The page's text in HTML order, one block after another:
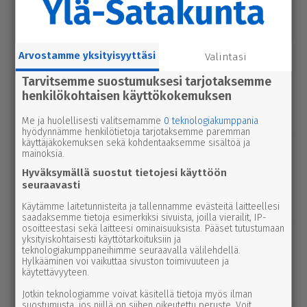
seu­dussa mah­dol­li­suu­den ravi- ja
uutinen7.8.2026 3.00
Afrik­ka­lai­nen sikarutto tuli Kaakkois-
Suomeen – vil­li­si­ka­ha­vain­noista on
nyt syytä ilmoittaa myös täällä
uutinen
Seu­ra­kun­ta­ko­din ala­ker­rassa vesi­va­
hinko Par­ka­nossa – toi­min­toja jär­jes­
tel­lään par­hail­laan uusiksi
uutinen6.8.2026 2.55
Elisa parantaa 5g-yhteyksiä Karviassa
ja Par­ka­nossa – seuraavan suku­pol­
ven tekniikka kolkuttaa jo ovella
Arvostamme yksityisyyttäsi Valintasi
Tarvitsemme suostumuksesi tarjotaksemme
henkilökohtaisen käyttökokemuksen
Me ja huolellisesti valitsemamme 0 teknologiakumppania
hyödynnämme henkilötietoja tarjotaksemme paremman
käyttäjäkokemuksen sekä kohdentaaksemme sisältöä ja
mainoksia.
Hyväksymällä suostut tietojesi käyttöön
seuraavasti
Käytämme laitetunnisteita ja tallennamme evästeitä laitteellesi
saadaksemme tietoja esimerkiksi sivuista, joilla vierailit, IP-
osoitteestasi sekä laitteesi ominaisuuksista. Pääset tutustumaan
yksityiskohtaisesti käyttötarkoituksiin ja
teknologiakumppaneihimme seuraavalla välilehdellä.
Hylkääminen voi vaikuttaa sivuston toimivuuteen ja
käytettävyyteen.
Jotkin teknologiamme voivat käsitellä tietoja myös ilman